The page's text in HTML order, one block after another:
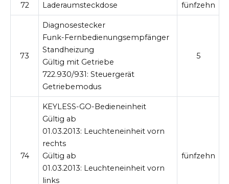
72 Laderaumsteckdose fünfzehn
73
Diagnosestecker
Funk-Fernbedienungsempfänger
Standheizung
Gültig mit Getriebe
722.930/931: Steuergerät
Getriebemodus
5
74
KEYLESS-GO-Bedieneinheit
Gültig ab
01.03.2013: Leuchteneinheit vorn
rechts
Gültig ab
01.03.2013: Leuchteneinheit vorn
links
fünfzehn